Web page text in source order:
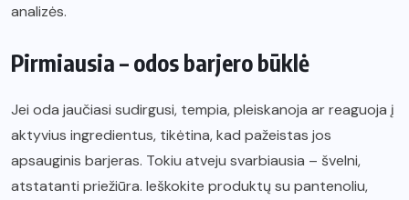
analizės.
Pirmiausia – odos barjero būklė
Jei oda jaučiasi sudirgusi, tempia, pleiskanoja ar reaguoja į
aktyvius ingredientus, tikėtina, kad pažeistas jos
apsauginis barjeras. Tokiu atveju svarbiausia – švelni,
atstatanti priežiūra. Ieškokite produktų su pantenoliu,